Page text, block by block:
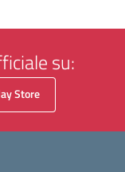
su:
Store